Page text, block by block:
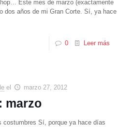
Este mes de marzo (exactamente
dos años de mi Gran Corte. Sí, ya hace
0 Leer más
el marzo 27, 2012
marzo
costumbres Sí, porque ya hace días